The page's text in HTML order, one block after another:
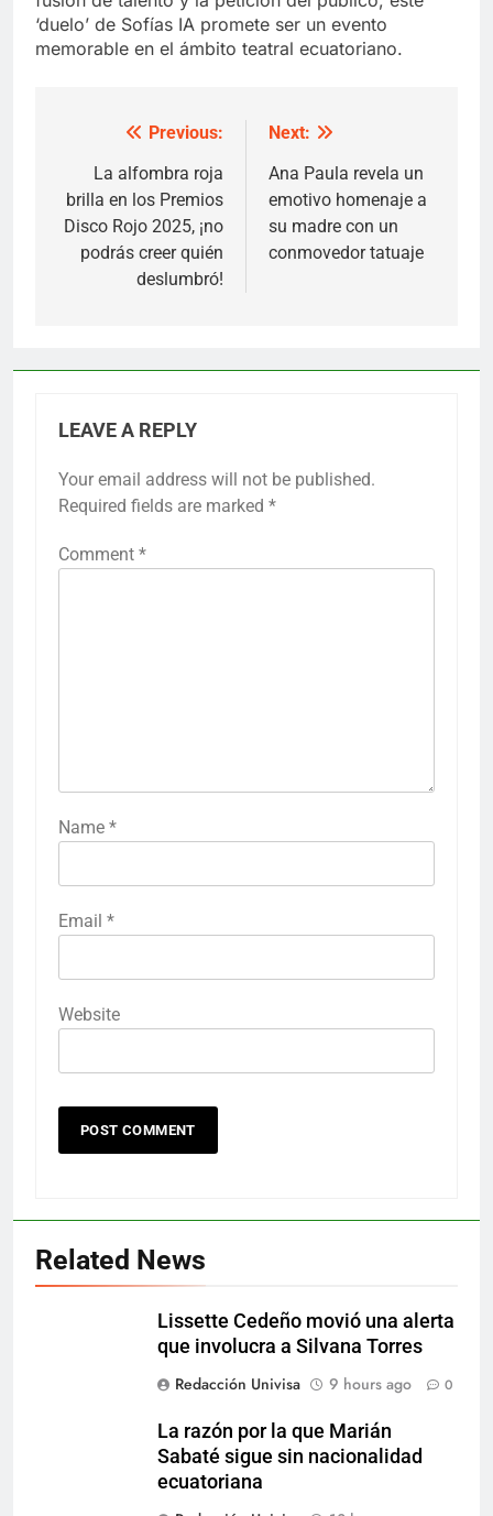
‘duelo’ de Sofías IA promete ser un evento
memorable en el ámbito teatral ecuatoriano.
navigation
Previous:
La alfombra roja
brilla en los Premios
Disco Rojo 2025, ¡no
podrás creer quién
deslumbró!
Next:
Ana Paula revela un
emotivo homenaje a
su madre con un
conmovedor tatuaje
LEAVE A REPLY
Your email address will not be published.
Required fields are marked *
Comment *
Name *
Email *
Website
Related News
Lissette Cedeño movió una alerta
que involucra a Silvana Torres
Redacción Univisa
9 hours ago 0
La razón por la que Marián
Sabaté sigue sin nacionalidad
ecuatoriana